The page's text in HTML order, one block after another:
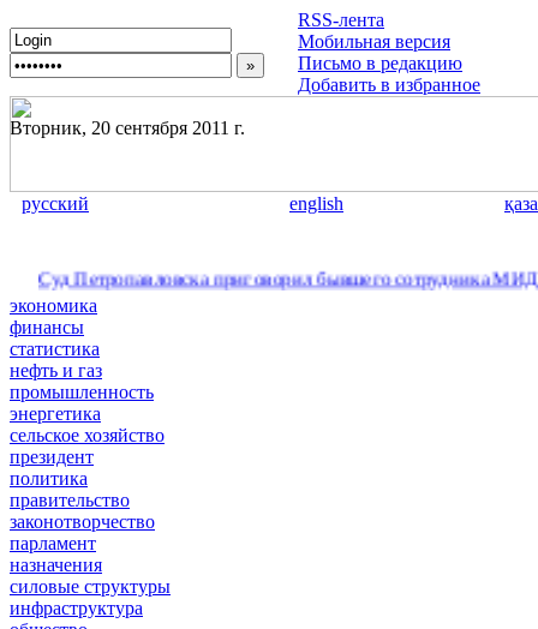
RSS-лента
Мобильная версия
Письмо в редакцию
Добавить в избранное
Вторник, 20 сентября 2011 г.
русский english
приговорил бывшего сотрудника МИД РК к
экономика
финансы
статистика
нефть и газ
промышленность
энергетика
сельское хозяйство
президент
политика
правительство
законотворчество
парламент
назначения
силовые структуры
инфраструктура